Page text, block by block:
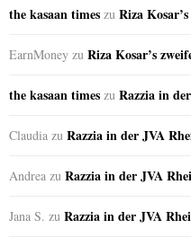
the kasaan times zu Riza
EarnMoney zu Riza Kosar’s
the kasaan times zu Razzia in
Claudia zu Razzia in der JVA
Andrea zu Razzia in der JVA
Jana S. zu Razzia in der JVA